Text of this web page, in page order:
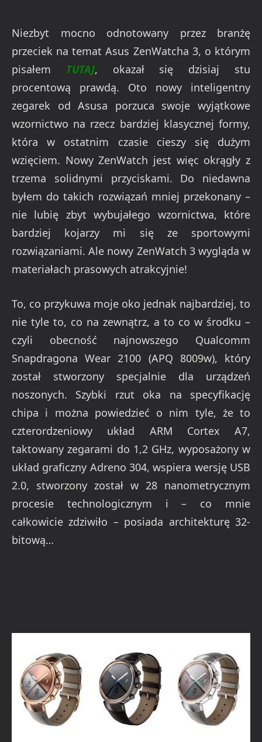
Niezbyt mocno odnotowany przez branżę
przeciek na temat Asus ZenWatcha 3, o którym
pisałem TUTAJ, okazał się dzisiaj stu
procentową prawdą. Oto nowy inteligentny
zegarek od Asusa porzuca swoje wyjątkowe
wzornictwo na rzecz bardziej klasycznej formy,
która w ostatnim czasie cieszy się dużym
wzięciem. Nowy ZenWatch jest więc okrągły z
trzema solidnymi przyciskami. Do niedawna
byłem do takich rozwiązań mniej przekonany –
nie lubię zbyt wybujałego wzornictwa, które
bardziej kojarzy mi się ze sportowymi
rozwiązaniami. Ale nowy ZenWatch 3 wygląda w
materiałach prasowych atrakcyjnie!
To, co przykuwa moje oko jednak najbardziej, to
nie tyle to, co na zewnątrz, a to co w środku –
czyli obecność najnowszego Qualcomm
Snapdragona Wear 2100 (APQ 8009w), który
został stworzony specjalnie dla urządzeń
noszonych. Szybki rzut oka na specyfikację
chipa i można powiedzieć o nim tyle, że to
czterordzeniowy układ ARM Cortex A7,
taktowany zegarami do 1,2 GHz, wyposażony w
układ graficzny Adreno 304, wspiera wersję USB
2.0, stworzony został w 28 nanometrycznym
procesie technologicznym i – co mnie
całkowicie zdziwiło – posiada architekturę 32-
bitową…